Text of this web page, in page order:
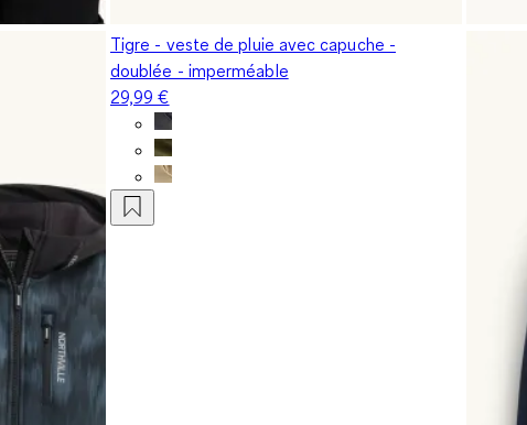
Tigre - veste de pluie avec capuche -
doublée - imperméable
29,99 €